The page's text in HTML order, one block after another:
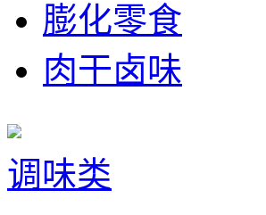
膨化零食
肉干卤味
调味类